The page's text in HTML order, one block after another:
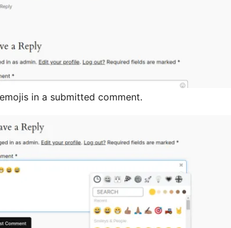
in a submitted comment.